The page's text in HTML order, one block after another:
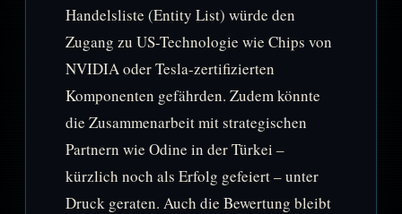
Handelsliste (Entity List) würde den
Zugang zu US-Technologie wie Chips von
NVIDIA oder Tesla-zertifizierten
Komponenten gefährden. Zudem könnte
die Zusammenarbeit mit strategischen
Partnern wie Odine in der Türkei –
kürzlich noch als Erfolg gefeiert – unter
Druck geraten. Auch die Bewertung bleibt